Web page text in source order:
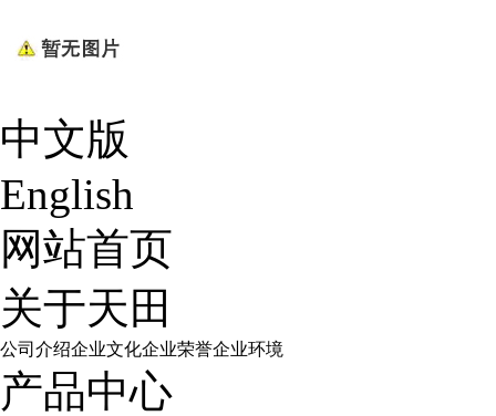
中文版
English
网站首页
关于天田
公司介绍企业文化企业荣誉企业环境
产品中心